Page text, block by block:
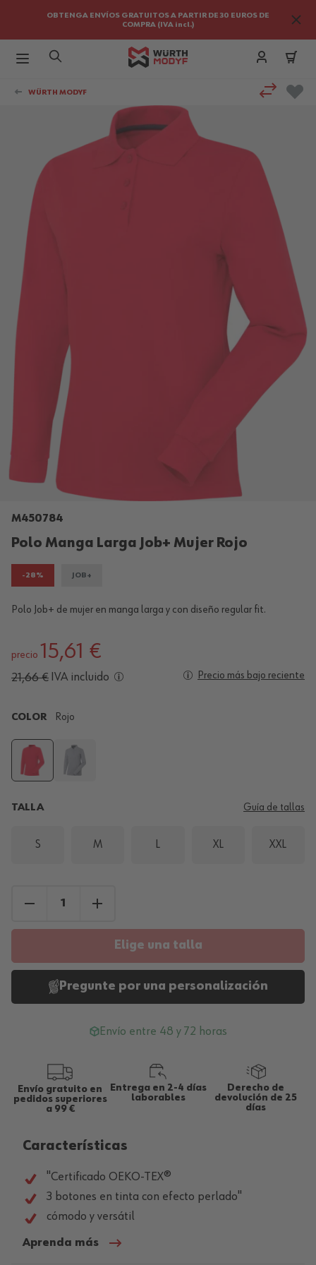
OBTENGA ENVÍOS GRATUITOS A PARTIR DE 30 EUROS DE
COMPRA (IVA incl.)
WÜRTH MODYF
M450784
Polo Manga Larga Job+ Mujer Rojo
-28% JOB+
Polo Job+ de mujer en manga larga y con diseño regular fit.
precio 15,61 €
21,66 € IVA incluido Precio más bajo reciente
COLOR Rojo
TALLA Guía de tallas
S M L XL XXL
Elige una talla
Pregunte por una personalización
Envío entre 48 y 72 horas
Envío gratuito en
pedidos superiores
a 99 €
Entrega en 2-4 días
laborables
Derecho de
devolución de 25
días
Características
"Certificado OEKO-TEX®
3 botones en tinta con efecto perlado"
cómodo y versátil
Aprenda más